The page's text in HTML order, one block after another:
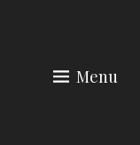
Menu